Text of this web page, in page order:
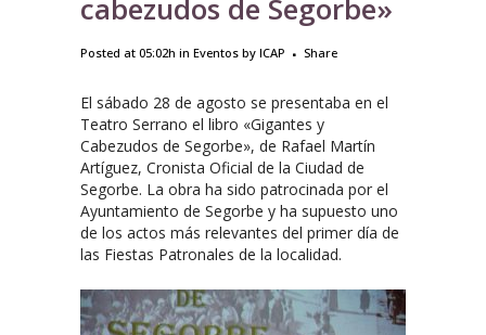
cabezudos de Segorbe»
Posted at 05:02h in Eventos by ICAP Share
El sábado 28 de agosto se presentaba en el
Teatro Serrano el libro «Gigantes y
Cabezudos de Segorbe», de Rafael Martín
Artíguez, Cronista Oficial de la Ciudad de
Segorbe. La obra ha sido patrocinada por el
Ayuntamiento de Segorbe y ha supuesto uno
de los actos más relevantes del primer día de
las Fiestas Patronales de la localidad.